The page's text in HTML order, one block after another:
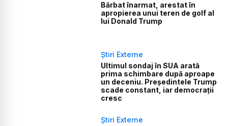
Bărbat înarmat, arestat în
apropierea unui teren de golf al
lui Donald Trump
Știri Externe
Ultimul sondaj în SUA arată
prima schimbare după aproape
un deceniu. Președintele Trump
scade constant, iar democrații
cresc
Știri Externe